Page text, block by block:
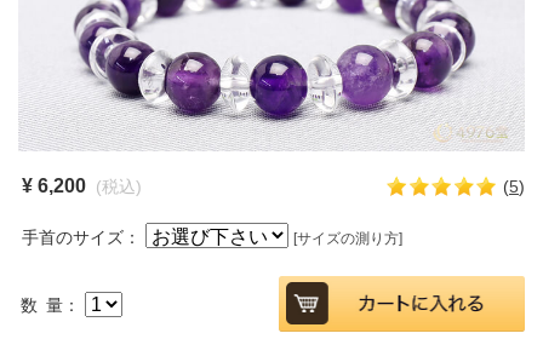
¥ 6,200 (税込)
手首のサイズ： [サイズの測り方]
数 量：
(5)